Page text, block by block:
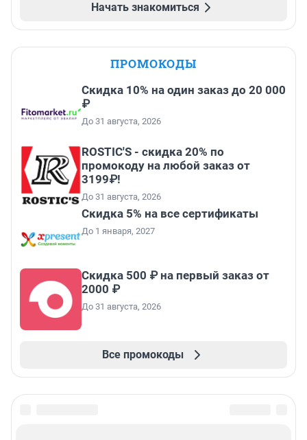
Начать знакомиться
ПРОМОКОДЫ
Скидка 10% на один заказ до 20 000
₽
До 31 августа, 2026
ROSTIC'S - скидка 20% по
промокоду на любой заказ от
3199₽!
До 31 августа, 2026
Скидка 5% на все сертификаты
До 1 января, 2027
Скидка 500 ₽ на первый заказ от
2000 ₽
До 31 августа, 2026
Все промокоды